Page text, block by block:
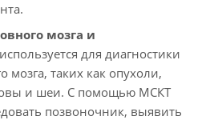
мозга и
для диагностики
мозга, таких как опухоли,
и шеи. С помощью МСКТ
позвоночник, выявить